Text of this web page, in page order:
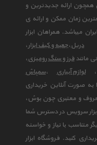
ارائه جدیدترین و
زمان ممکن و ارائه ی
میباشد. همراهان ابزار
دریل،جعبه و کیف ابزار،
مانند فرز و سنگ رومیزی،
لوازم آبیاری ،سمپاش
به صورت آنلاین خریداری
و معتبری چون بوش،
سرویس در دسترس شما
متناسب با نیاز و خواسته
کنید. فروشگاه ابزار